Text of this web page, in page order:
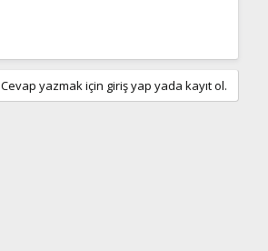
Cevap yazmak için giriş yap yada kayıt ol.